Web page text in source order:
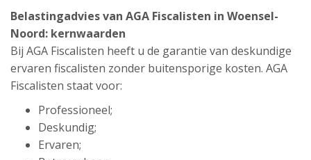
Belastingadvies van AGA Fiscalisten in Woensel-
Noord: kernwaarden
Bij AGA Fiscalisten heeft u de garantie van deskundige
ervaren fiscalisten zonder buitensporige kosten. AGA
Fiscalisten staat voor:
Professioneel;
Deskundig;
Ervaren;